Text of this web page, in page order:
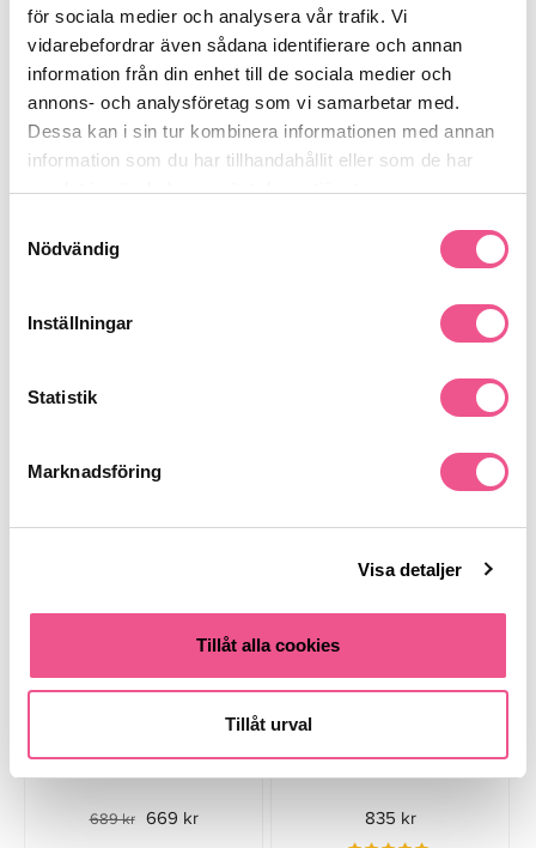
för sociala medier och analysera vår trafik. Vi
vidarebefordrar även sådana identifierare och annan
information från din enhet till de sociala medier och
annons- och analysföretag som vi samarbetar med.
Dessa kan i sin tur kombinera informationen med annan
information som du har tillhandahållit eller som de har
samlat in när du har använt deras tjänster.
Nödvändig
Inställningar
Statistik
Marknadsföring
Visa detaljer
Tillåt alla cookies
Tillåt urval
The Dude-serien för att återställa fuktbalansen.
Produktdetaljer
Hår
946ml - Schampo
689 kr 669 kr
1000ml - Schampo
835 kr